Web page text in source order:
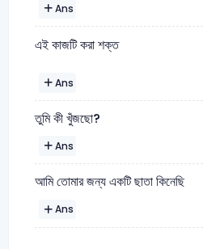
Ans
এই কাজটি করা শক্ত
Ans
তুমি কী খুঁজছো?
Ans
আমি তোমার জন্য একটি ছাতা কিনেছি
Ans